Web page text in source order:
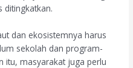
ditingkatkan.
dan ekosistemnya harus
sekolah dan program-
itu, masyarakat juga perlu